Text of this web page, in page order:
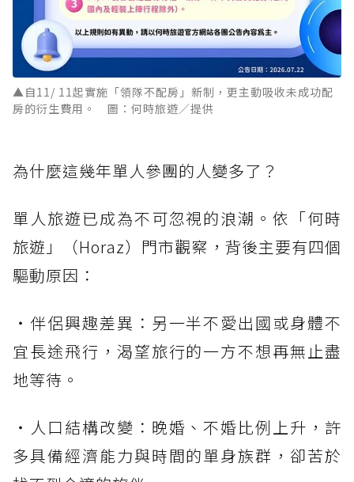
▲自11/ 11起實施「領隊不配房」新制，更主動吸收未成功配
房的衍生費用。 圖：何時旅遊／提供
為什麼這幾年單人參團的人變多了？
單人旅遊已成為不可忽視的浪潮。依「何時
旅遊」（Horaz）門市觀察，背後主要有四個
驅動原因：
・伴侶興趣差異：另一半不愛出國或身體不
宜長途飛行，渴望旅行的一方不想再無止盡
地等待。
・人口結構改變：晚婚、不婚比例上升，許
多具備經濟能力與時間的單身族群，卻苦於